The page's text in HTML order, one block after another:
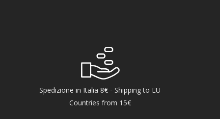
Spedizione in Italia 8€ - Shipping to EU
Countries from 15€